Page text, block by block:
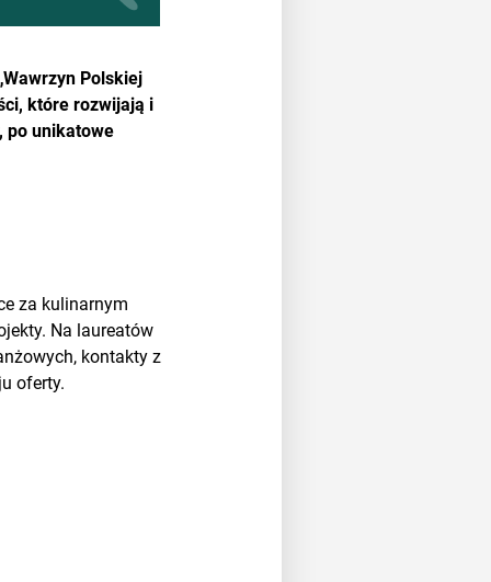
Polskiej
które rozwijają i
po unikatowe
za kulinarnym
Na laureatów
kontakty z
oferty.